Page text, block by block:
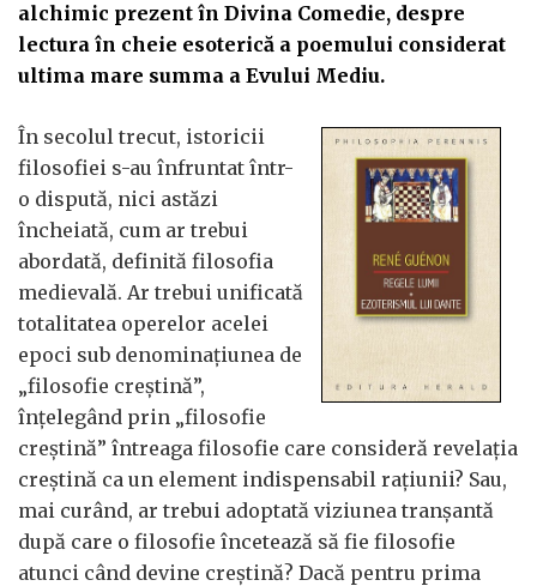
alchimic prezent în Divina Comedie, despre
lectura în cheie esoterică a poemului considerat
ultima mare summa a Evului Mediu.
În secolul trecut, istoricii
filosofiei s-au înfruntat într-
o dispută, nici astăzi
încheiată, cum ar trebui
abordată, definită filosofia
medievală. Ar trebui unificată
totalitatea operelor acelei
epoci sub denominațiunea de
„filosofie creștină”,
înțelegând prin „filosofie
creștină” întreaga filosofie care consideră revelația
creștină ca un element indispensabil rațiunii? Sau,
mai curând, ar trebui adoptată viziunea tranșantă
după care o filosofie încetează să fie filosofie
atunci când devine creștină? Dacă pentru prima